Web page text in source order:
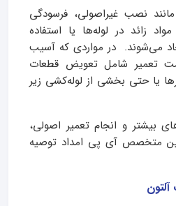
نصب غیراصولی، فرسودگی
زائد در لوله‌ها یا استفاده
می‌شوند. در مواردی که آسیب
تعمیر شامل تعویض قطعات
یا حتی بخشی از لوله‌کشی زیر
بیشتر و انجام تعمیر اصولی،
متخصص آی پی امداد توصیه